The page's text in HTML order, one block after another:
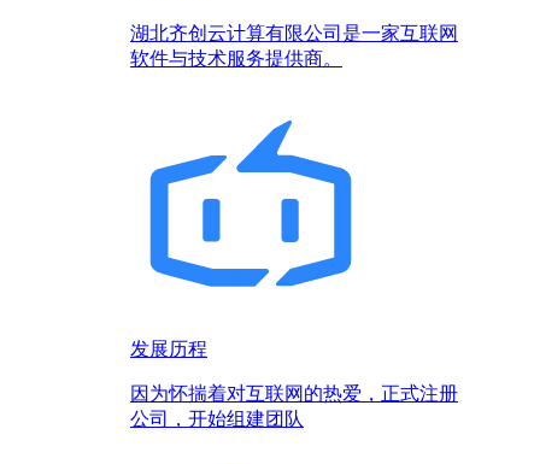
湖北齐创云计算有限公司是一家互联网
软件与技术服务提供商。
发展历程
因为怀揣着对互联网的热爱，正式注册
公司，开始组建团队